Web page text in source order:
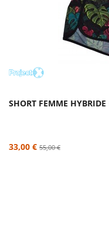
SHORT FEMME
33,00 € 55,00 €